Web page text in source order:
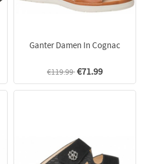
Ganter Damen In Cognac
€119.99€71.99